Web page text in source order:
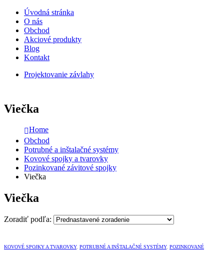
Úvodná stránka
O nás
Obchod
Akciové produkty
Blog
Kontakt
Projektovanie závlahy
Viečka
Home
Obchod
Potrubné a inštalačné systémy
Kovové spojky a tvarovky
Pozinkované závitové spojky
Viečka
Viečka
Zoradiť podľa:
KOVOVÉ SPOJKY A TVAROVKY, POTRUBNÉ A INŠTALAČNÉ SYSTÉMY, POZINKOVANÉ